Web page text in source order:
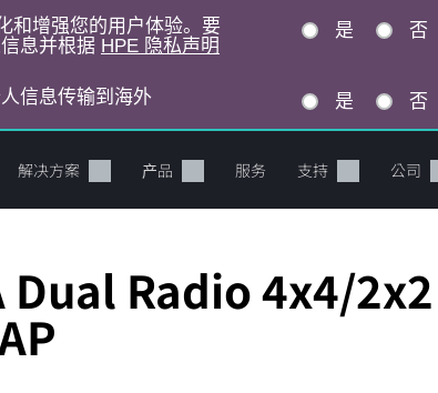
和增强您的用户体验。要
息并根据 HPE 隐私声明
是 否
信息传输到海外 是 否
解决方案 产品 服务 支持 公司
Dual Radio 4x4/2x2